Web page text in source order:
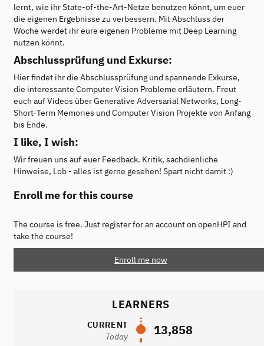
lernt, wie ihr State-of-the-Art-Netze benutzen könnt, um euer
die eigenen Ergebnisse zu verbessern. Mit Abschluss der
Woche werdet ihr eure eigenen Probleme mit Deep Learning
nutzen könnt.
Abschlussprüfung und Exkurse:
Hier findet ihr die Abschlussprüfung und spannende Exkurse,
die interessante Computer Vision Probleme erläutern. Freut
euch auf Videos über Generative Adversarial Networks, Long-
Short-Term Memories und Computer Vision Projekte von Anfang
bis Ende.
I like, I wish:
Wir freuen uns auf euer Feedback. Kritik, sachdienliche
Hinweise, Lob - alles ist gerne gesehen! Spart nicht damit :)
Enroll me for this course
The course is free. Just register for an account on openHPI and
take the course!
Enroll me now
LEARNERS
CURRENT
Today
13,858